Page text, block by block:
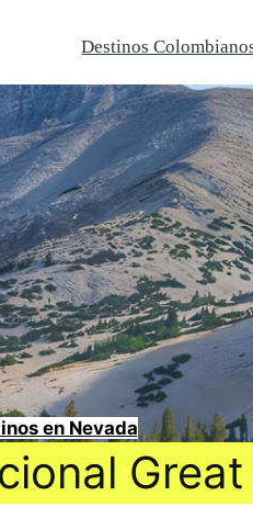
Destinos
en Nevada